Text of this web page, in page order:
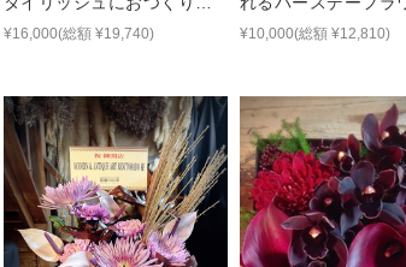
たご開店祝い花
¥16,000(総額 ¥19,740) ¥10,000(総額 ¥12,810)